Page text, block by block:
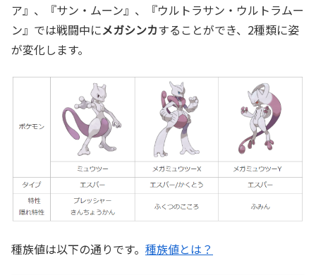
ア』、『サン・ムーン』、『ウルトラサン・ウルトラムー
ン』では戦闘中にメガシンカすることができ、2種類に姿
が変化します。
種族値は以下の通りです。 種族値とは？